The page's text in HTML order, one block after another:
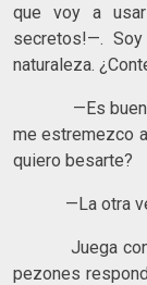
que voy a usar
secretos!—.
naturaleza.
—Es bueno
me estremezco
quiero besarte?
—La otra vez
Juega con
pezones